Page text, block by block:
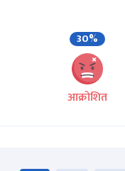
30%
आक्रोशित